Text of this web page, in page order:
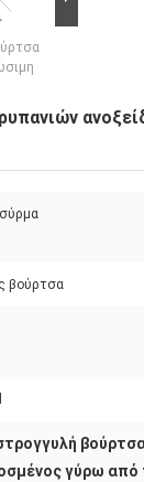
βούρτσα
γύρω από